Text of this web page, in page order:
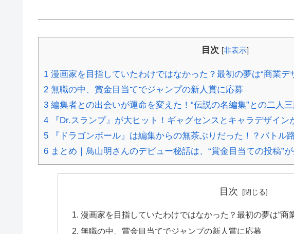
目次 [非表示]
1 漫画家を目指していたわけではなかった？最初の夢は“商業デ
2 無職の中、賞金目当てでジャンプの新人賞に応募
3 編集者との出会いが運命を変えた！“伝説の名編集”との二人
4 『Dr.スランプ』が大ヒット！ギャグセンスとキャラデザイン
5 『ドラゴンボール』は編集からの無茶ぶりだった！？バトル
6 まとめ｜鳥山明さんのデビュー秘話は、“賞金目当ての投稿”
目次
漫画家を目指していたわけではなかった？最初の夢は“商
無職の中、賞金目当てでジャンプの新人賞に応募